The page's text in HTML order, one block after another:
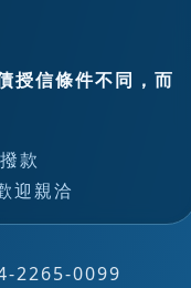
授信條件不同，而
款
迎親洽
2265-0099